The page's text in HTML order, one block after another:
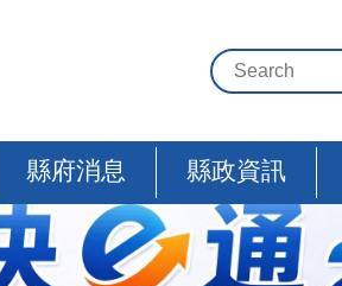
縣府消息 縣政資訊